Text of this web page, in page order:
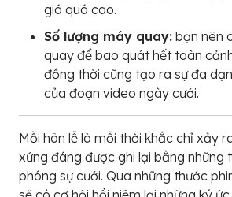
giá quá cao.
Số lượng máy quay: bạn nên
quay để bao quát hết toàn
đồng thời cũng tạo ra sự đa
của đoạn video ngày cưới.
Mỗi hôn lễ là mỗi thời khắc chỉ xảy
xứng đáng được ghi lại bằng những
phóng sự cưới. Qua những thước